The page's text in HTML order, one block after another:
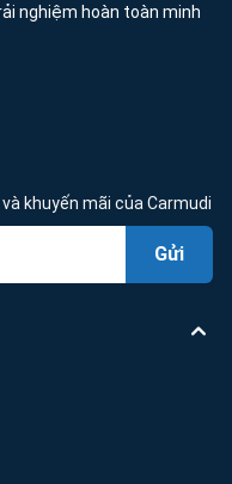
nghiệm hoàn toàn minh
khuyến mãi của Carmudi
Gửi